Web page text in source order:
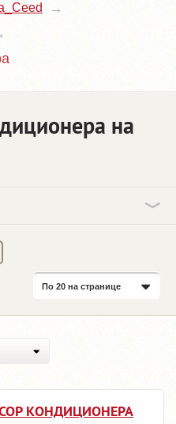
на
По 20 на странице
КОНДИЦИОНЕРА